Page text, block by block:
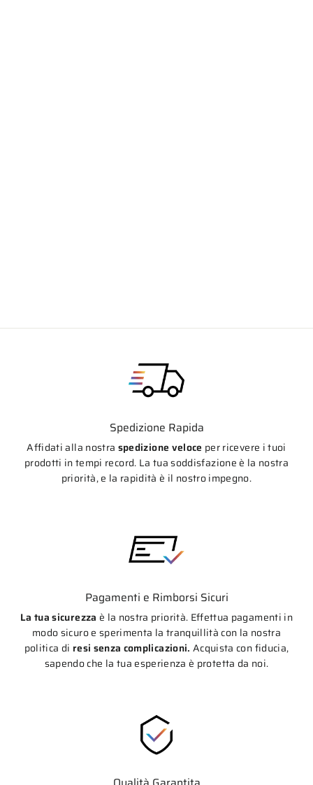
Spedizione Rapida
Affidati alla nostra spedizione veloce per ricevere i tuoi
prodotti in tempi record. La tua soddisfazione è la nostra
priorità, e la rapidità è il nostro impegno.
Pagamenti e Rimborsi Sicuri
La tua sicurezza è la nostra priorità. Effettua pagamenti in
modo sicuro e sperimenta la tranquillità con la nostra
politica di resi senza complicazioni. Acquista con fiducia,
sapendo che la tua esperienza è protetta da noi.